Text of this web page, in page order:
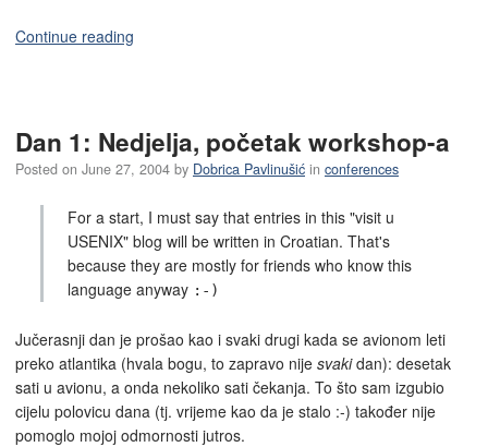
Continue reading
Dan 1: Nedjelja, početak workshop-a
Posted on June 27, 2004 by Dobrica Pavlinušić in conferences
For a start, I must say that entries in this "visit u
USENIX" blog will be written in Croatian. That's
because they are mostly for friends who know this
language anyway :-)
Jučerasnji dan je prošao kao i svaki drugi kada se avionom leti
preko atlantika (hvala bogu, to zapravo nije svakidan): desetak
sati u avionu, a onda nekoliko sati čekanja. To što sam izgubio
cijelu polovicu dana (tj. vrijeme kao da je stalo :-) također nije
pomoglo mojoj odmornosti jutros.